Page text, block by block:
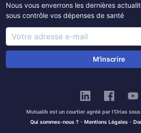
Nous vous enverrons les dernières
sous contrôle vos dépenses de santé
M'inscrire
Mutualib est un courtier agréé par l'Orias
Qui sommes-nous ? - Mentions Légales -